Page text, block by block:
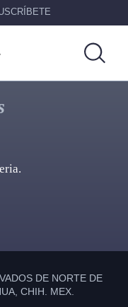
DE NORTE DE
CHIH. MEX.